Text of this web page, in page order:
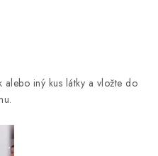
alebo iný kus látky a vložte do